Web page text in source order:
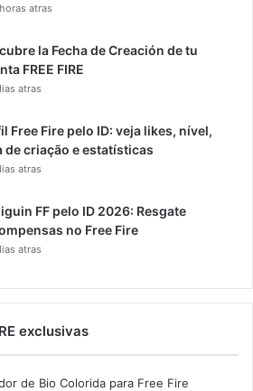
atras
la Fecha de Creación de tu
FREE FIRE
atras
Free Fire pelo ID: veja likes, nível,
de criação e estatísticas
atras
FF pelo ID 2026: Resgate
no Free Fire
atras
exclusivas
de Bio Colorida para Free Fire